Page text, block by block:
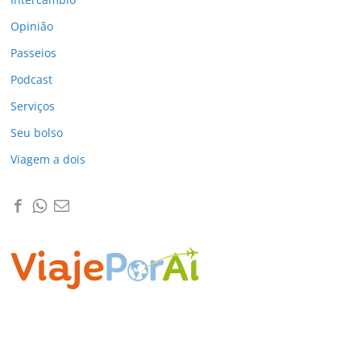
Opinião
Passeios
Podcast
Serviços
Seu bolso
Viagem a dois